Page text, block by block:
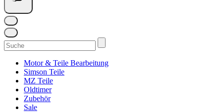
Inhalt
Suchen
nach:
Motor & Teile Bearbeitung
Simson Teile
MZ Teile
Oldtimer
Zubehör
Sale